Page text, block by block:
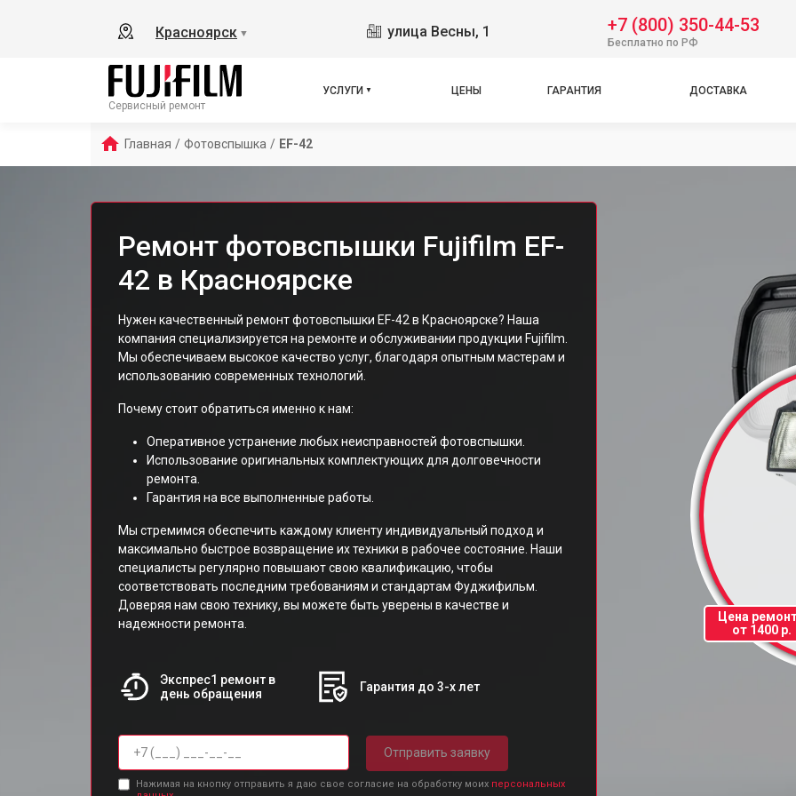
Красноярск ▼ улица Весны, 1 +7 (800) 350-44-53
Бесплатно по РФ
Сервисный ремонт
УСЛУГИ ЦЕНЫ ГАРАНТИЯ ДОСТАВКА
Главная / Фотовспышка / EF-42
Ремонт фотовспышки Fujifilm EF-
42 в Красноярске
Нужен качественный ремонт фотовспышки EF-42 в Красноярске? Наша
компания специализируется на ремонте и обслуживании продукции Fujifilm.
Мы обеспечиваем высокое качество услуг, благодаря опытным мастерам и
использованию современных технологий.
Почему стоит обратиться именно к нам:
Оперативное устранение любых неисправностей фотовспышки.
Использование оригинальных комплектующих для долговечности
ремонта.
Гарантия на все выполненные работы.
Мы стремимся обеспечить каждому клиенту индивидуальный подход и
максимально быстрое возвращение их техники в рабочее состояние. Наши
специалисты регулярно повышают свою квалификацию, чтобы
соответствовать последним требованиям и стандартам Фуджифильм.
Доверяя нам свою технику, вы можете быть уверены в качестве и
надежности ремонта.
Экспрес1 ремонт в
день обращения
Гарантия до 3-х лет
Отправить заявку
Нажимая на кнопку отправить я даю свое согласие на обработку моих персональных
Цена
от 1400 р.